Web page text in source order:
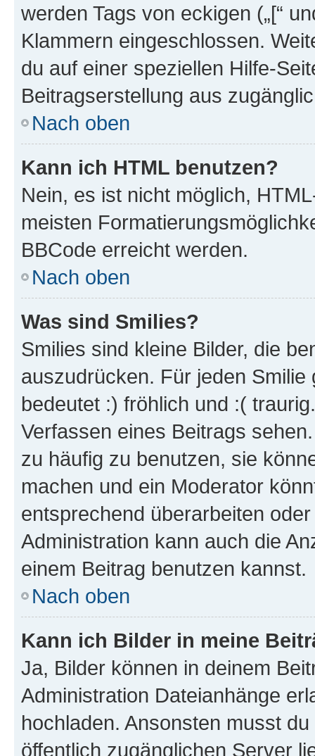
werden Tags von eckigen („[“
Klammern eingeschlossen.
du auf einer speziellen Hilfe-
Beitragserstellung aus
Nach oben
Kann ich HTML benutzen?
Nein, es ist nicht möglich,
meisten
BBCode erreicht werden.
Nach oben
Was sind Smilies?
Smilies sind kleine Bilder, die
auszudrücken. Für jeden
bedeutet :) fröhlich und :(
Verfassen eines Beitrags
zu häufig zu benutzen, sie
machen und ein Moderator
entsprechend überarbeiten
Administration kann auch die
einem Beitrag benutzen kannst.
Nach oben
Kann ich Bilder in meine
Ja, Bilder können in deinem
Administration Dateianhänge
hochladen. Ansonsten musst
öffentlich zugänglichen Server